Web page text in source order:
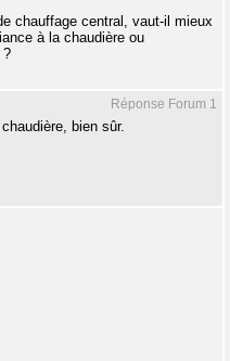
chauffage central, vaut-il mieux
à la chaudière ou
?
Réponse Forum 1
bien sûr.